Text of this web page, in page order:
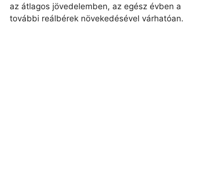
az átlagos jövedelemben, az egész évben a
további reálbérek növekedésével várhatóan.